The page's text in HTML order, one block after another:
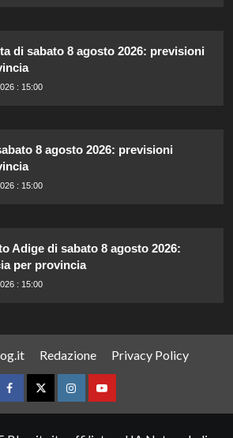
di sabato 8 agosto 2026: previsioni
: 15:00
8 agosto 2026: previsioni
: 15:00
Adige di sabato 8 agosto 2026:
per provincia
: 15:00
Redazione Privacy Policy
FacebookTwitterInstagramYouTube